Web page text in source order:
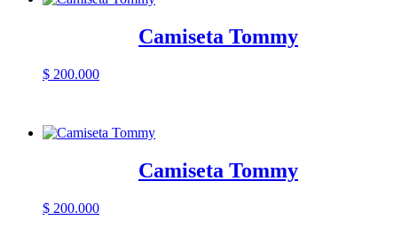
Camiseta Tommy
$ 200.000
Camiseta Tommy
$ 200.000